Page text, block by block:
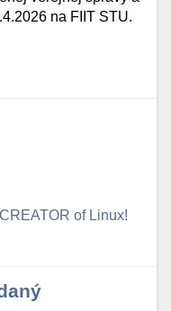
na FIIT STU.
of Linux!